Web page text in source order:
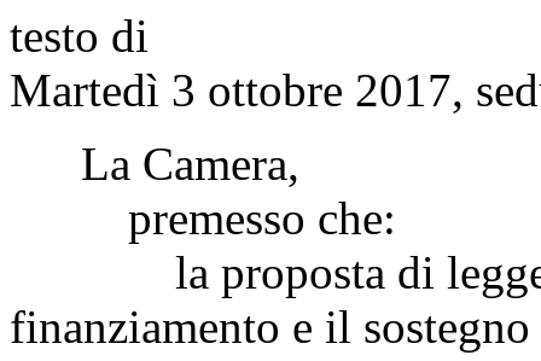
testo di
Martedì 3 ottobre 2017,
La Camera,
premesso che:
la proposta di legge
finanziamento e il